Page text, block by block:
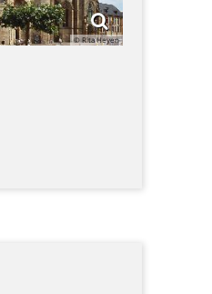
© Rita Heyen